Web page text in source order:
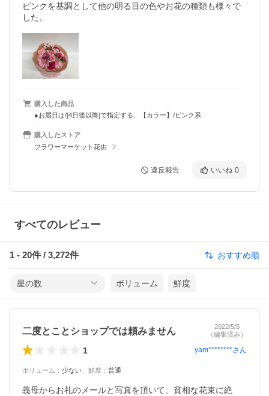
ピンクを基調として他の明る目の色やお花の種類も様々で
した。
購入した商品
●お届日は/[4日後以降]で指定する、【カラー】/ピンク系
購入したストア
フラワーマーケット花由
違反報告 いいね 0
すべてのレビュー
1 - 20件 / 3,272件 おすすめ順
星の数 ボリューム 鮮度
二度とことショップでは頼みません
2022/5/5
（編集済み）
1 yam********さん
ボリューム ： 少ない 鮮度 ： 普通
義母からお礼のメールと写真を頂いて、貧相な花束に絶